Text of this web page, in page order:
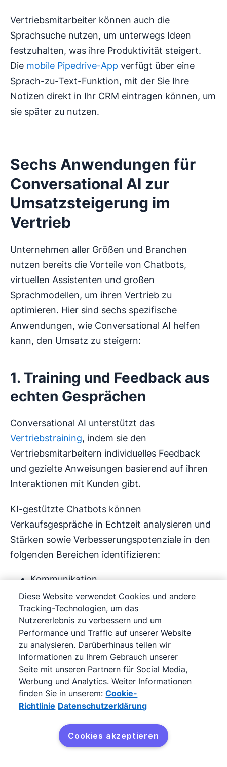
Vertriebsmitarbeiter können auch die
Sprachsuche nutzen, um unterwegs Ideen
festzuhalten, was ihre Produktivität steigert.
Die mobile Pipedrive-App verfügt über eine
Sprach-zu-Text-Funktion, mit der Sie Ihre
Notizen direkt in Ihr CRM eintragen können, um
sie später zu nutzen.
Sechs Anwendungen für
Conversational AI zur
Umsatzsteigerung im
Vertrieb
Unternehmen aller Größen und Branchen
nutzen bereits die Vorteile von Chatbots,
virtuellen Assistenten und großen
Sprachmodellen, um ihren Vertrieb zu
optimieren. Hier sind sechs spezifische
Anwendungen, wie Conversational AI helfen
kann, den Umsatz zu steigern:
1. Training und Feedback aus
echten Gesprächen
Conversational AI unterstützt das
Vertriebstraining, indem sie den
Vertriebsmitarbeitern individuelles Feedback
und gezielte Anweisungen basierend auf ihren
Interaktionen mit Kunden gibt.
KI-gestützte Chatbots können
Verkaufsgespräche in Echtzeit analysieren und
Stärken sowie Verbesserungspotenziale in den
folgenden Bereichen identifizieren:
Kommunikation
Verhandlung
Einwandbehandlung
Ein Beispiel: Wenn Sie ChatGPT das Transkript
eines Verkaufsgesprächs vorlegen und nach
Verbesserungsvorschlägen fragen, erhalten Sie
spezifische Ratschläge zur Gesprächsführung.
Diese Website verwendet Cookies und andere
Tracking-Technologien, um das
Nutzererlebnis zu verbessern und um
Performance und Traffic auf unserer Website
zu analysieren. Darüberhinaus teilen wir
Informationen zu Ihrem Gebrauch unserer
Seite mit unseren Partnern für Social Media,
Werbung und Analytics. Weiter Informationen
finden Sie in unserem: Cookie-
Richtlinie Datenschutzerklärung
Cookies akzeptieren